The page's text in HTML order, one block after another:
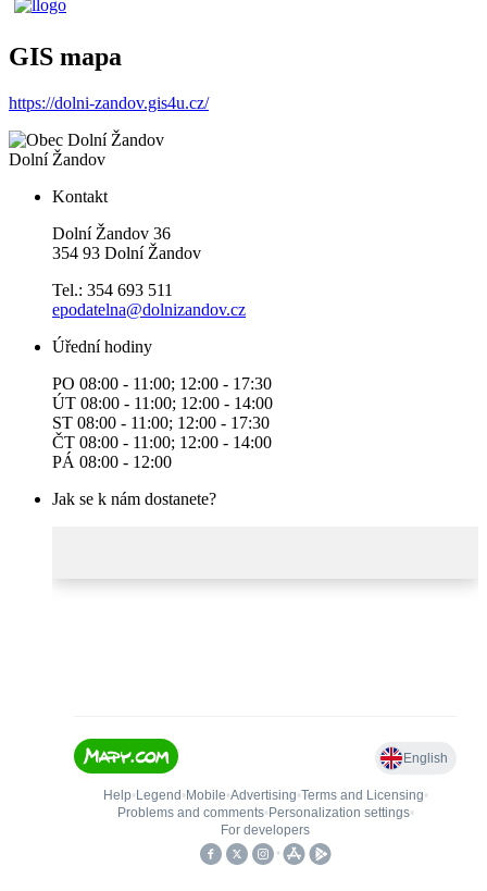
GIS mapa
https://dolni-zandov.gis4u.cz/
Dolní Žandov
Kontakt
Dolní Žandov 36
354 93 Dolní Žandov
Tel.: 354 693 511
epodatelna@dolnizandov.cz
Úřední hodiny
PO 08:00 - 11:00; 12:00 - 17:30
ÚT 08:00 - 11:00; 12:00 - 14:00
ST 08:00 - 11:00; 12:00 - 17:30
ČT 08:00 - 11:00; 12:00 - 14:00
PÁ 08:00 - 12:00
Jak se k nám dostanete?